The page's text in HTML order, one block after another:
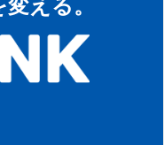
える。